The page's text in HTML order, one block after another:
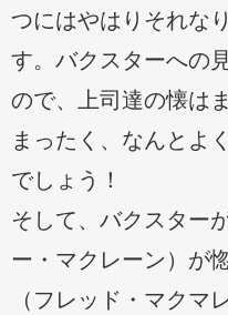
つにはやはりそれな
す。バクスターへの
ので、上司達の懐は
まったく、なんとよ
でしょう！
そして、バクスター
ー・マクレーン）が
（フレッド・マクマ